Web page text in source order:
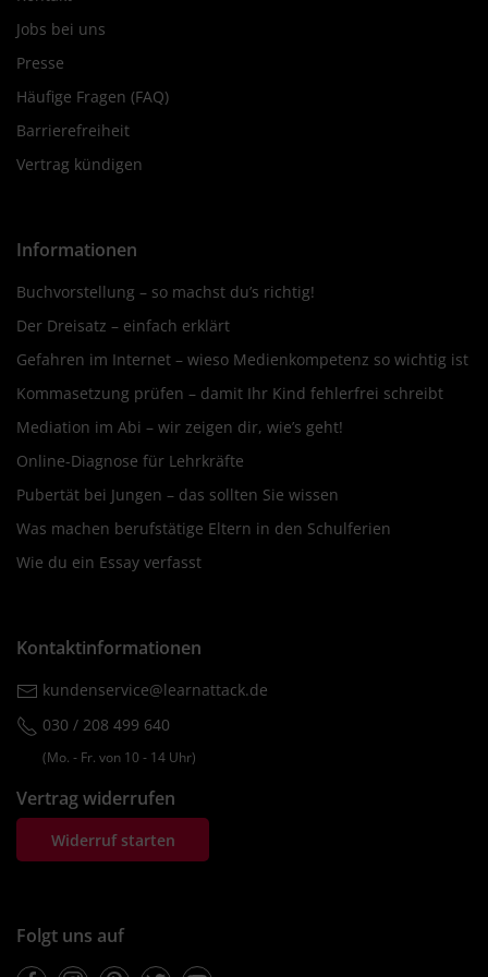
Jobs bei uns
Presse
Häufige Fragen (FAQ)
Barrierefreiheit
Vertrag kündigen
Informationen
Buchvorstellung – so machst du’s richtig!
Der Dreisatz – einfach erklärt
Gefahren im Internet – wieso Medienkompetenz so wichtig ist
Kommasetzung prüfen – damit Ihr Kind fehlerfrei schreibt
Mediation im Abi – wir zeigen dir, wie’s geht!
Online-Diagnose für Lehrkräfte
Pubertät bei Jungen – das sollten Sie wissen
Was machen berufstätige Eltern in den Schulferien
Wie du ein Essay verfasst
Kontaktinformationen
kundenservice@learnattack.de
030 / 208 499 640
(Mo. ‐ Fr. von 10 ‐ 14 Uhr)
Vertrag widerrufen
Widerruf starten
Folgt uns auf
FacebookInstagramPinterestTwitterYoutube